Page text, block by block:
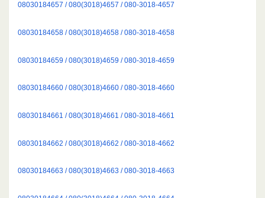
08030184657 / 080(3018)4657 / 080-3018-4657
08030184658 / 080(3018)4658 / 080-3018-4658
08030184659 / 080(3018)4659 / 080-3018-4659
08030184660 / 080(3018)4660 / 080-3018-4660
08030184661 / 080(3018)4661 / 080-3018-4661
08030184662 / 080(3018)4662 / 080-3018-4662
08030184663 / 080(3018)4663 / 080-3018-4663